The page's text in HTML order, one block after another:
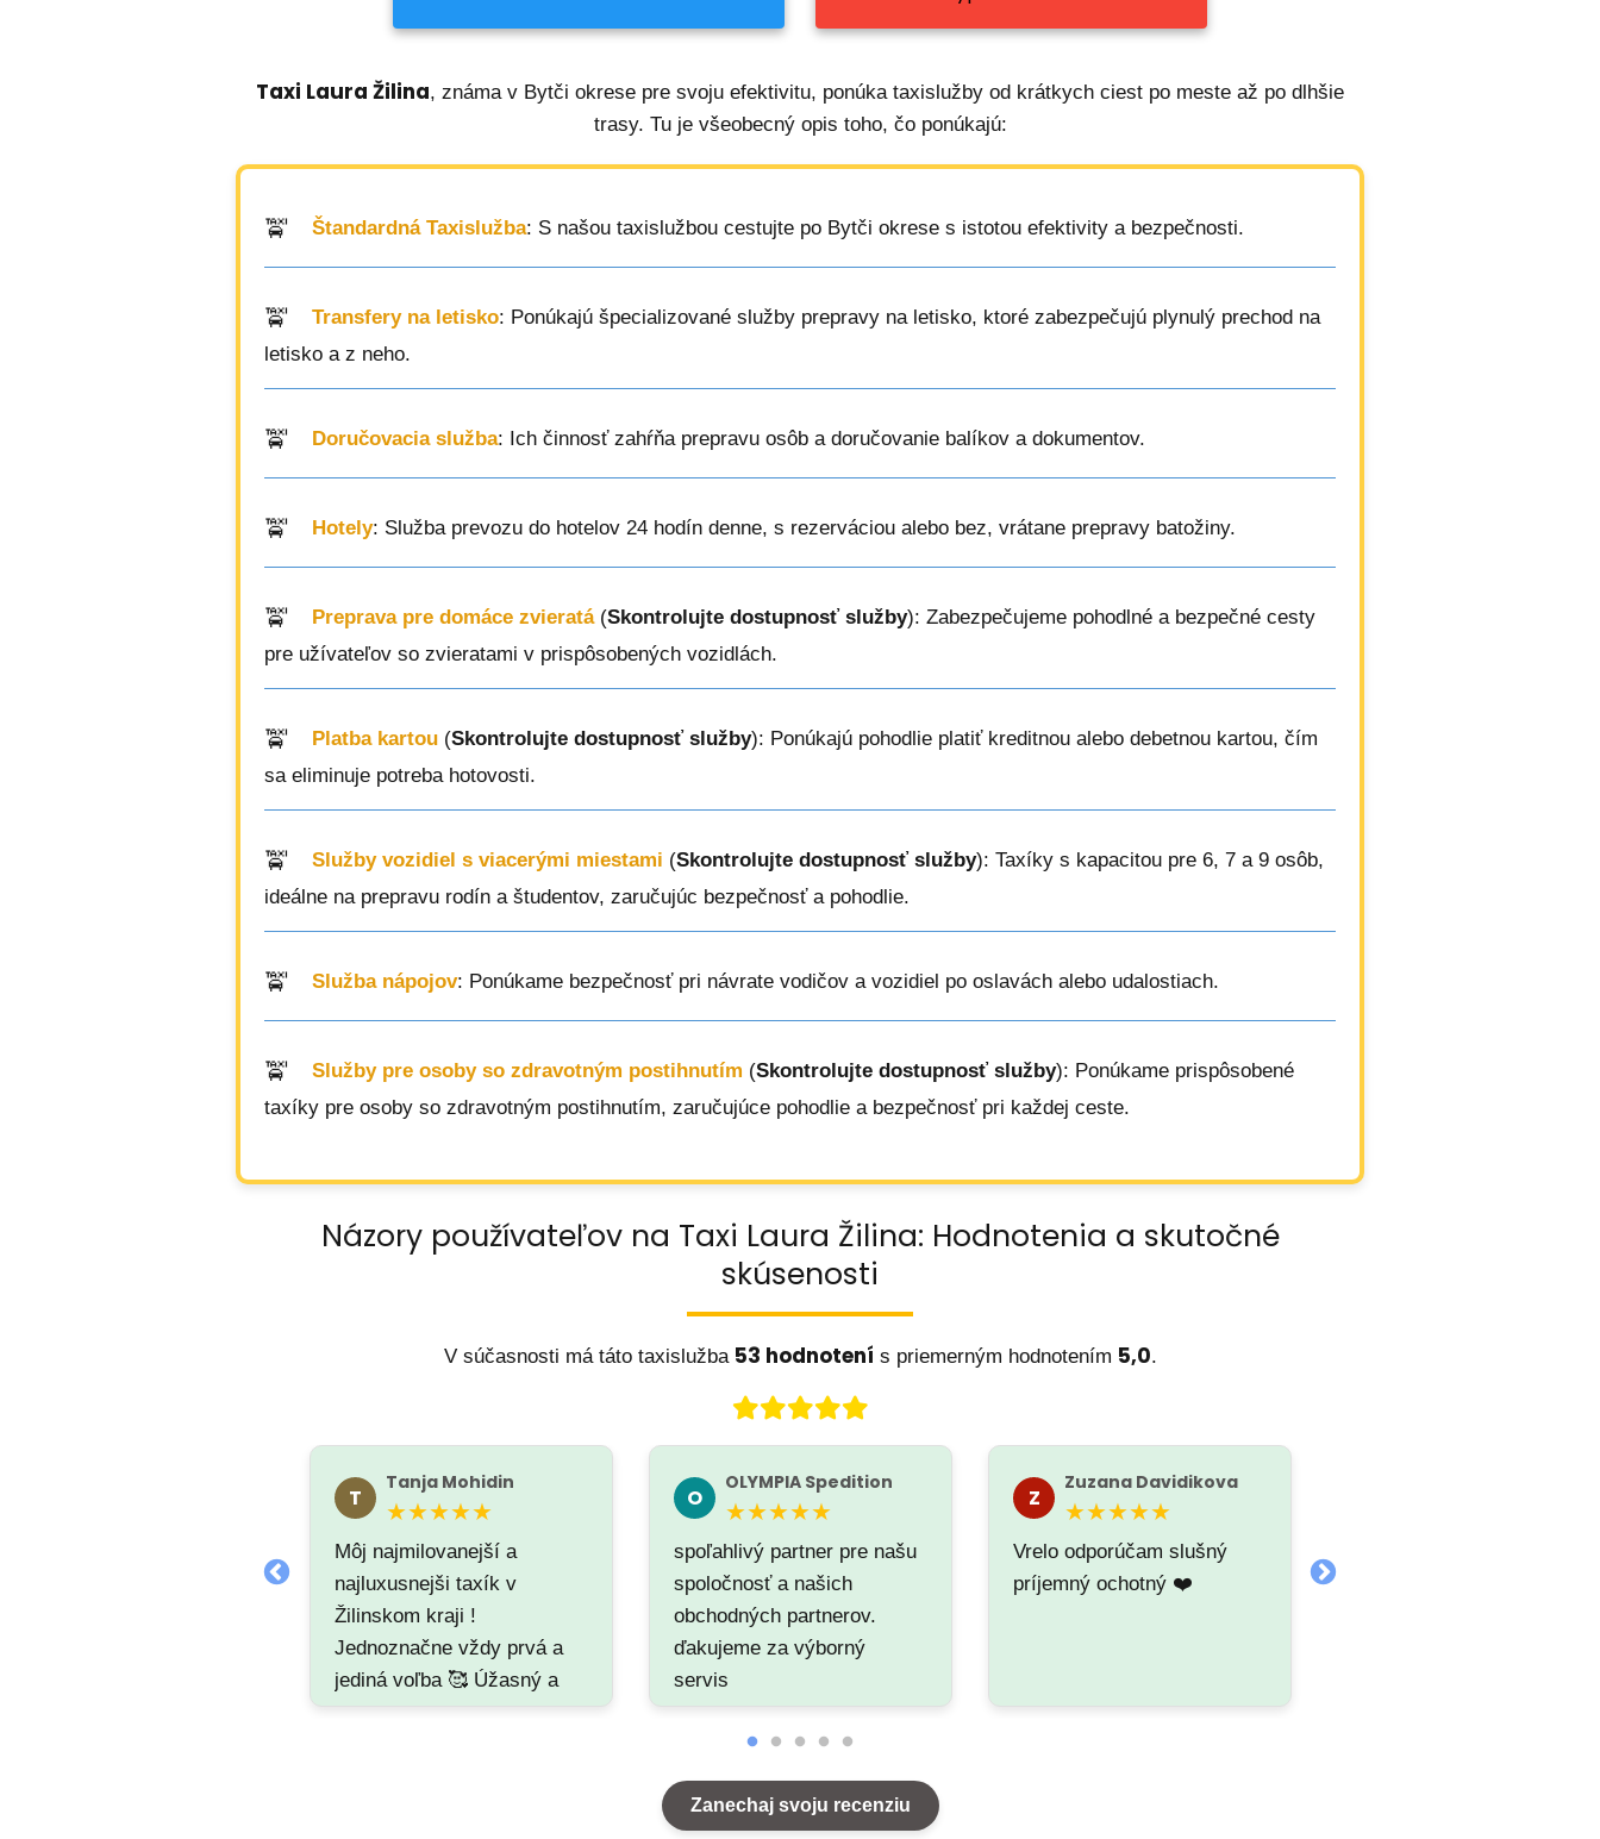
Taxi Laura Žilina, známa v Bytči okrese pre svoju efektivitu, ponúka taxislužby od krátkych ciest po meste až po dlhšie
trasy. Tu je všeobecný opis toho, čo ponúkajú:
Štandardná Taxislužba: S našou taxislužbou cestujte po Bytči okrese s istotou efektivity a bezpečnosti.
Transfery na letisko: Ponúkajú špecializované služby prepravy na letisko, ktoré zabezpečujú plynulý prechod na
letisko a z neho.
Doručovacia služba: Ich činnosť zahŕňa prepravu osôb a doručovanie balíkov a dokumentov.
Hotely: Služba prevozu do hotelov 24 hodín denne, s rezerváciou alebo bez, vrátane prepravy batožiny.
Preprava pre domáce zvieratá(Skontrolujte dostupnosť služby): Zabezpečujeme pohodlné a bezpečné cesty
pre užívateľov so zvieratami v prispôsobených vozidlách.
Platba kartou (Skontrolujte dostupnosť služby): Ponúkajú pohodlie platiť kreditnou alebo debetnou kartou, čím
sa eliminuje potreba hotovosti.
Služby vozidiel s viacerými miestami (Skontrolujte dostupnosť služby): Taxíky s kapacitou pre 6, 7 a 9 osôb,
ideálne na prepravu rodín a študentov, zaručujúc bezpečnosť a pohodlie.
Služba nápojov: Ponúkame bezpečnosť pri návrate vodičov a vozidiel po oslavách alebo udalostiach.
Služby pre osoby so zdravotným postihnutím (Skontrolujte dostupnosť služby): Ponúkame prispôsobené
taxíky pre osoby so zdravotným postihnutím, zaručujúce pohodlie a bezpečnosť pri každej ceste.
Názory používateľov na Taxi Laura Žilina: Hodnotenia a skutočné
skúsenosti
V súčasnosti má táto taxislužba 53 hodnotení s priemerným hodnotením 5,0.
T
Tanja Mohidin
★★★★★
Môj najmilovanejší a
najluxusnejši taxík v
Žilinskom kraji !
Jednoznačne vždy prvá a
jediná voľba 🥰 Úžasný a
milý šoféri s ktorými sa
O
OLYMPIA Spedition
★★★★★
spoľahlivý partner pre našu
spoločnosť a našich
obchodných partnerov.
ďakujeme za výborný
servis
Z
Zuzana Davidikova
★★★★★
Vrelo odporúčam slušný
príjemný ochotný ❤️
Zanechaj svoju recenziu